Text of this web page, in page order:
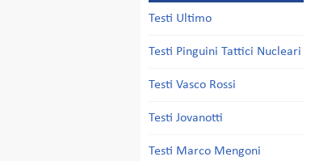
Testi Ultimo
Testi Pinguini Tattici Nucleari
Testi Vasco Rossi
Testi Jovanotti
Testi Marco Mengoni